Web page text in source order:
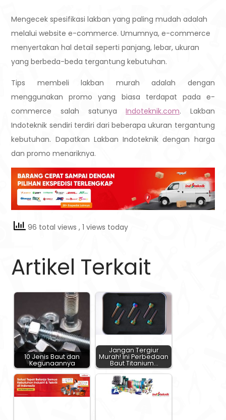
Mengecek spesifikasi lakban yang paling mudah adalah
melalui website e-commerce. Umumnya, e-commerce
menyertakan hal detail seperti panjang, lebar, ukuran
yang berbeda-beda tergantung kebutuhan.
Tips membeli lakban murah adalah dengan
menggunakan promo yang biasa terdapat pada e-
commerce salah satunyaIndoteknik.com. Lakban
Indoteknik sendiri terdiri dari beberapa ukuran tergantung
kebutuhan. Dapatkan Lakban Indoteknik dengan harga
dan promo menariknya.
96 total views, 1 views today
Artikel Terkait
10 Jenis Baut dan
Kegunaannya
Jangan Tergiur
Murah! Ini Perbedaan
Baut Titanium…